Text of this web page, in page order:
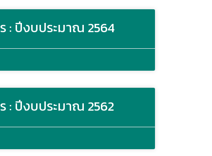
: ปีงบประมาณ 2564
: ปีงบประมาณ 2562